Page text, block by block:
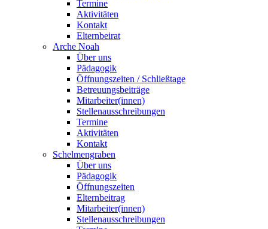
Termine
Aktivitäten
Kontakt
Elternbeirat
Arche Noah
Über uns
Pädagogik
Öffnungszeiten / Schließtage
Betreuungsbeiträge
Mitarbeiter(innen)
Stellenausschreibungen
Termine
Aktivitäten
Kontakt
Schelmengraben
Über uns
Pädagogik
Öffnungszeiten
Elternbeitrag
Mitarbeiter(innen)
Stellenausschreibungen